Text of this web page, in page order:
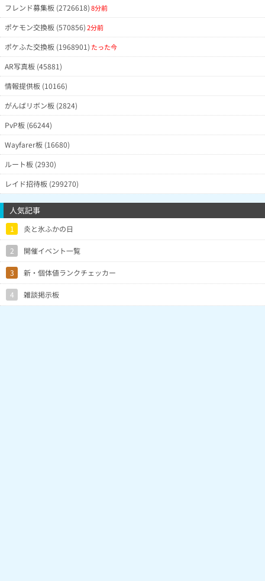
フレンド募集板 (2726618)8分前
ポケモン交換板 (570856)2分前
ポケふた交換板 (1968901) たった今
AR写真板 (45881)
情報提供板 (10166)
がんばリボン板 (2824)
PvP板 (66244)
Wayfarer板 (16680)
ルート板 (2930)
レイド招待板 (299270)
人気記事
1 炎と氷ふかの日
2 開催イベント一覧
3 新・個体値ランクチェッカー
4 雑談掲示板